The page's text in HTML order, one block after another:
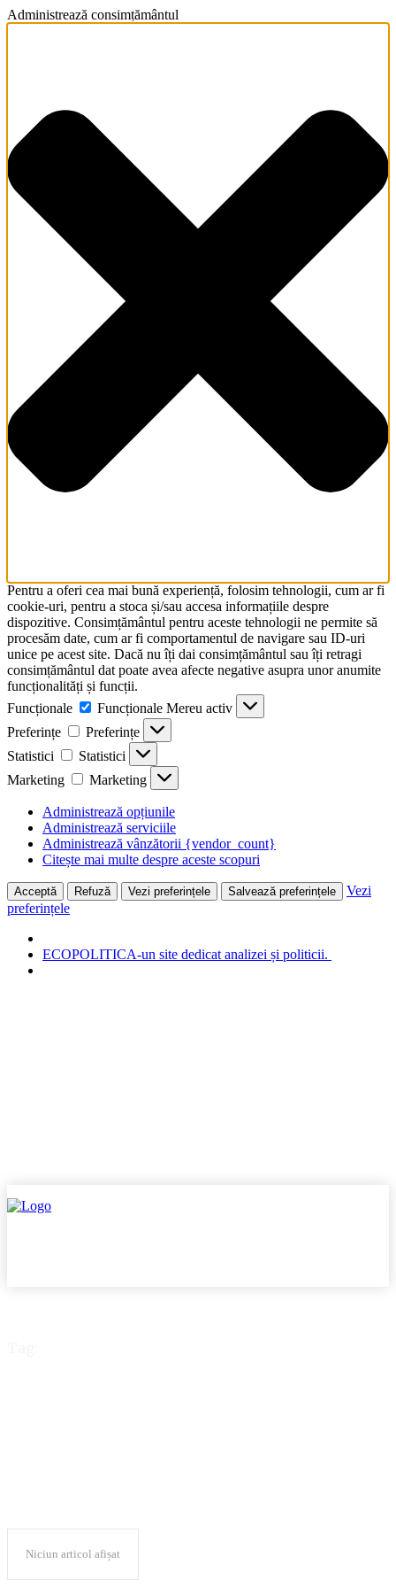
Administrează consimțământul
Pentru a oferi cea mai bună experiență, folosim tehnologii, cum ar fi
cookie-uri, pentru a stoca și/sau accesa informațiile despre
dispozitive. Consimțământul pentru aceste tehnologii ne permite să
procesăm date, cum ar fi comportamentul de navigare sau ID-uri
unice pe acest site. Dacă nu îți dai consimțământul sau îți retragi
consimțământul dat poate avea afecte negative asupra unor anumite
funcționalități și funcții.
Funcționale
Funcționale Mereu activ
Preferințe
Preferințe
Statistici
Statistici
Marketing
Marketing
Administrează opțiunile
Administrează serviciile
Administrează vânzătorii {vendor_count}
Citește mai multe despre aceste scopuri
Acceptă Refuză Vezi preferințele Salvează preferințele
Vezi
preferințele
ECOPOLITICA-un site dedicat analizei și politicii.
Niciun articol afișat